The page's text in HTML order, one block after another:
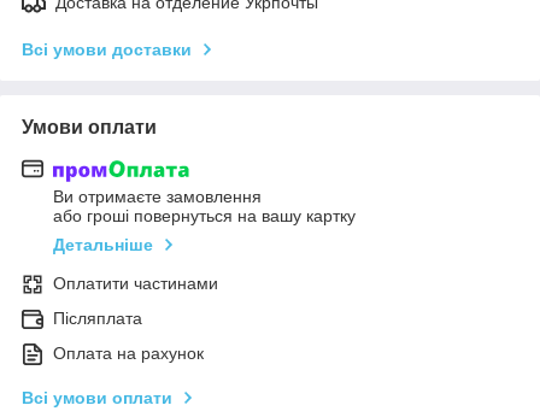
Всі умови доставки
Умови оплати
Ви отримаєте замовлення
або гроші повернуться на вашу картку
Детальніше
Оплатити частинами
Післяплата
Оплата на рахунок
Всі умови оплати